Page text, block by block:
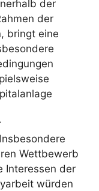
der
der
bringt eine
Wettbewerb
Interessen der
würden